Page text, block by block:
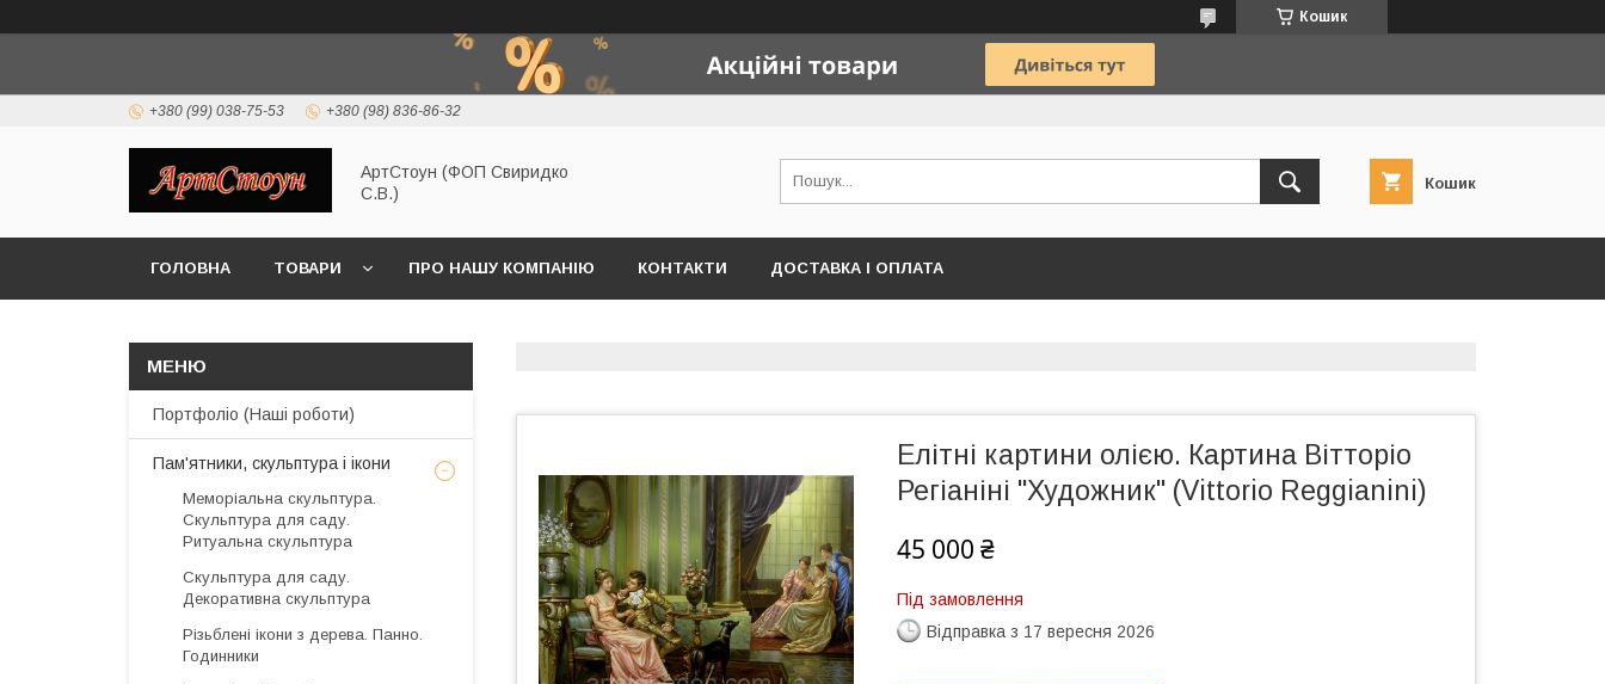
Кошик
+380 (99) 038-75-53 +380 (98) 836-86-32
АртСтоун (ФОП Свиридко
С.В.)
Кошик
ГОЛОВНА ТОВАРИ ПРО НАШУ КОМПАНІЮ КОНТАКТИ ДОСТАВКА І ОПЛАТА
Елітні картини олією. Картина Вітторіо
Регіаніні "Художник" (Vittorio Reggianini)
45 000 ₴
Під замовлення
Відправка з 17 вересня 2026
Портфоліо (Наші роботи)
Пам'ятники, скульптура і ікони
Меморіальна скульптура.
Скульптура для саду.
Ритуальна скульптура
Скульптура для саду.
Декоративна скульптура
Різьблені ікони з дерева. Панно.
Годинники